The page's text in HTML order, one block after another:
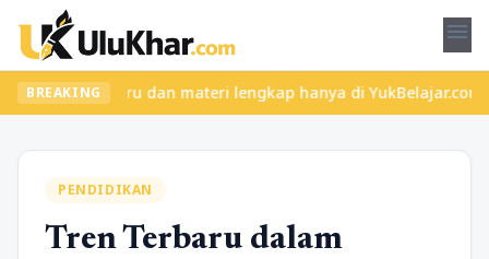
menu
BREAKING
seru dan materi lengkap hanya di YukBelajar.com.
PENDIDIKAN
Tren Terbaru dalam